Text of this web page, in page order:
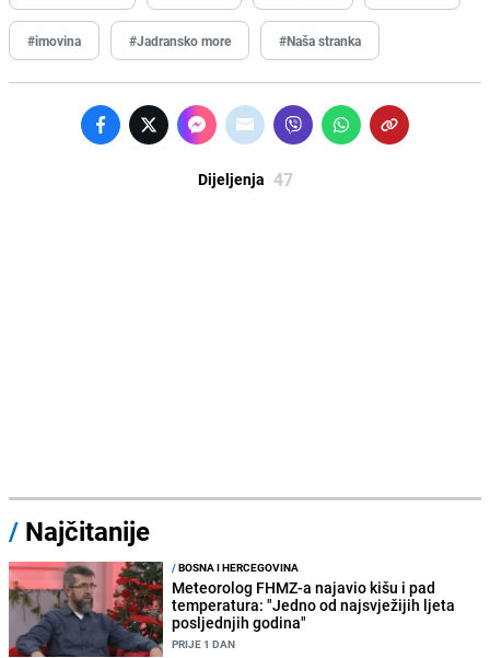
#imovina #Jadransko more #Naša stranka
Dijeljenja 47
/ Najčitanije
/BOSNA I HERCEGOVINA
Meteorolog FHMZ-a najavio kišu i pad
temperatura: "Jedno od najsvježijih ljeta
posljednjih godina"
PRIJE 1 DAN